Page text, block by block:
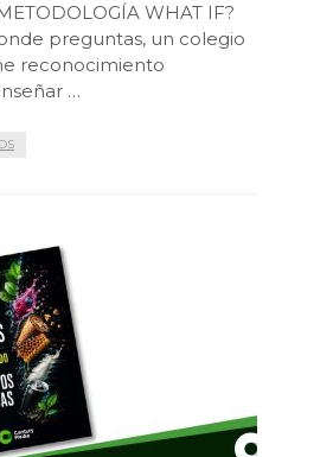
WHAT IF?
preguntas, un colegio
reconocimiento
…